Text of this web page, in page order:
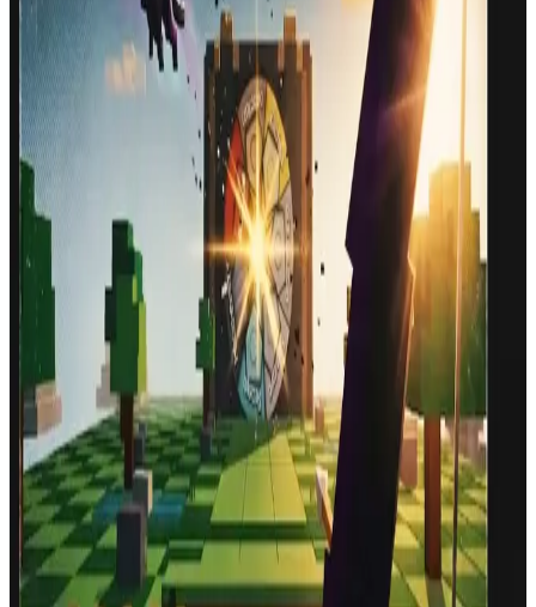
Fair play recording Official MC.GAME YouTube
Top 10 runs
are saved as anti-cheat proof. By starting the game, you
allow MC.GAME to record your run and publish it on the
official MC.GAME YouTube channel.
Top 10 proof clip
Play now
SKOR
0
HIZ:
SÜRE :
30.0s
BOW POWER
%
Solo oynuyor
EN İYİ: